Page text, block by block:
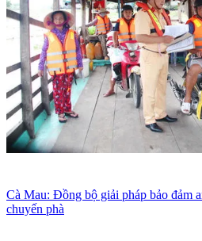
Cà Mau: Đồng bộ giải pháp bảo đảm
chuyến phà